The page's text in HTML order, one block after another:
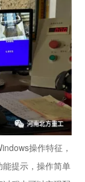
操作特征，
提示，操作简单